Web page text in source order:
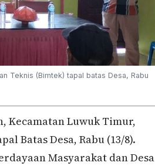
Teknis (Bimtek) tapal batas Desa, Rabu
Kecamatan Luwuk Timur,
Batas Desa, Rabu (13/8).
Masyarakat dan Desa